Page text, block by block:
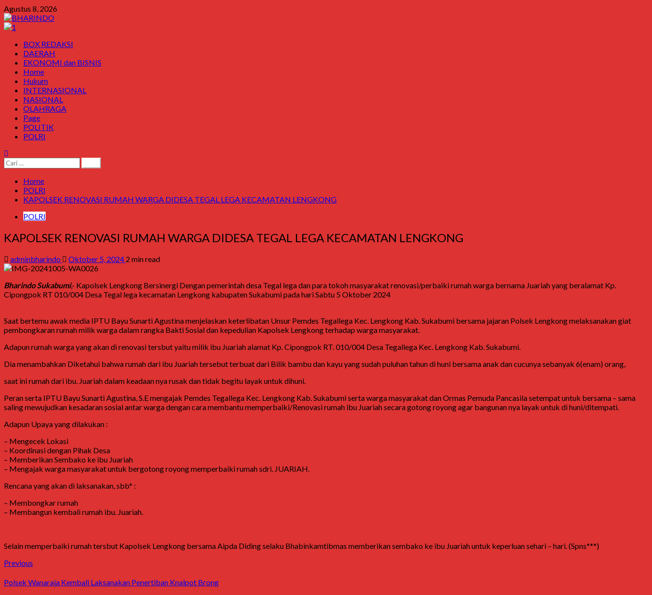
Skip
to
content
Agustus 8, 2026
Primary
Menu
BOX REDAKSI
DAERAH
EKONOMI dan BISNIS
Home
Hukum
INTERNASIONAL
NASIONAL
OLAHRAGA
Page
POLITIK
POLRI
Cari
untuk:
Home
POLRI
KAPOLSEK RENOVASI RUMAH WARGA DIDESA TEGAL LEGA KECAMATAN LENGKONG
POLRI
KAPOLSEK RENOVASI RUMAH WARGA DIDESA TEGAL LEGA KECAMATAN LENGKONG
adminbharindo Oktober 5, 2024 2 min read
Bharindo Sukabumi,- Kapolsek Lengkong Bersinergi Dengan pemerintah desa Tegal lega dan para tokoh masyarakat renovasi/perbaiki rumah warga bernama Juariah yang beralamat Kp.
Cipongpok RT 010/004 Desa Tegal lega kecamatan Lengkong kabupaten Sukabumi pada hari Sabtu 5 Oktober 2024
Saat bertemu awak media IPTU Bayu Sunarti Agustina menjelaskan keterlibatan Unsur Pemdes Tegallega Kec. Lengkong Kab. Sukabumi bersama jajaran Polsek Lengkong melaksanakan giat
pembongkaran rumah milik warga dalam rangka Bakti Sosial dan kepedulian Kapolsek Lengkong terhadap warga masyarakat.
Adapun rumah warga yang akan di renovasi tersbut yaitu milik ibu Juariah alamat Kp. Cipongpok RT. 010/004 Desa Tegallega Kec. Lengkong Kab. Sukabumi.
Dia menambahkan Diketahui bahwa rumah dari ibu Juariah tersebut terbuat dari Bilik bambu dan kayu yang sudah puluhan tahun di huni bersama anak dan cucunya sebanyak 6(enam) orang,
saat ini rumah dari ibu. Juariah dalam keadaan nya rusak dan tidak begitu layak untuk dihuni.
Peran serta IPTU Bayu Sunarti Agustina, S.E mengajak Pemdes Tegallega Kec. Lengkong Kab. Sukabumi serta warga masyarakat dan Ormas Pemuda Pancasila setempat untuk bersama – sama
saling mewujudkan kesadaran sosial antar warga dengan cara membantu memperbaiki/Renovasi rumah ibu Juariah secara gotong royong agar bangunan nya layak untuk di huni/ditempati.
Adapun Upaya yang dilakukan :
– Mengecek Lokasi
– Koordinasi dengan Pihak Desa
– Memberikan Sembako ke ibu Juariah
– Mengajak warga masyarakat untuk bergotong royong memperbaiki rumah sdri. JUARIAH.
Rencana yang akan di laksanakan, sbb* :
– Membongkar rumah
– Membangun kembali rumah ibu. Juariah.
Selain memperbaiki rumah tersbut Kapolsek Lengkong bersama Aipda Diding selaku Bhabinkamtibmas memberikan sembako ke ibu Juariah untuk keperluan sehari – hari. (Spns***)
Post
navigation
Previous
Polsek Wanaraja Kembali Laksanakan Penertiban Knalpot Brong